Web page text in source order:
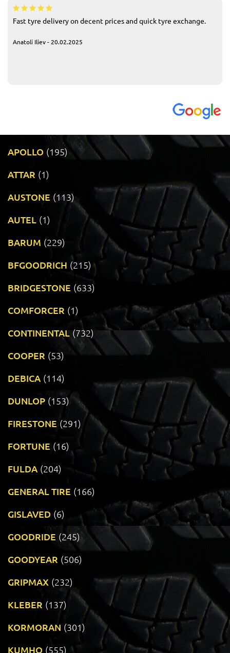
Fast tyre delivery on decent prices and quick tyre exchange.
Anatoli Iliev - 20.02.2025
APOLLO (195)
ATTAR (1)
AUSTONE (113)
AUTEL (1)
BARUM (229)
BFGOODRICH (215)
BRIDGESTONE (633)
COMFORCER (1)
CONTINENTAL (732)
COOPER (53)
DEBICA (114)
DUNLOP (153)
FIRESTONE (291)
FORTUNE (16)
FULDA (204)
GENERAL TIRE (166)
GISLAVED (6)
GOODRIDE (245)
GOODYEAR (506)
GRIPMAX (232)
KLEBER (137)
KORMORAN (301)
KUMHO (555)